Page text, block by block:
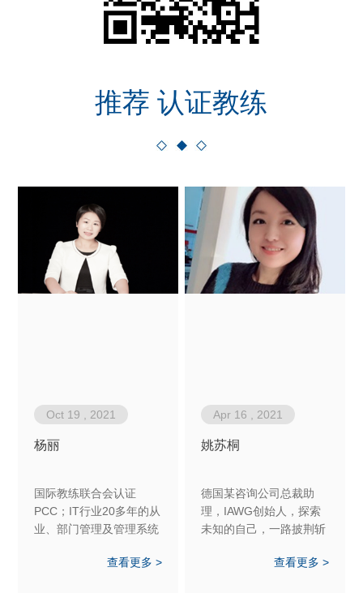
推荐 认证教练
Oct 19 , 2021
杨丽
国际教练联合会认证
PCC；IT行业20多年的从
业、部门管理及管理系统
讲培训及《九型人格》培
查看更多 >
Apr 16 , 2021
姚苏桐
德国某咨询公司总裁助
理，IAWG创始人，探索
未知的自己，一路披荆斩
长个人成长、亲密关系、
查看更多 >